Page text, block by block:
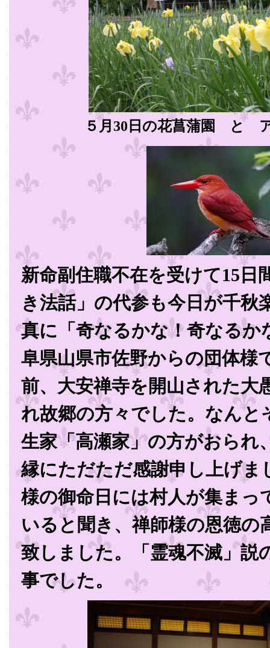
５月30日の花菖蒲園 と
新命副住職不在を受けて15日
き法話」の代参も今日が千秋
真に「奇なるかな！奇なるか
阜県山県市佐野からの団体様
前、大安禅寺を開山された大
れ故郷の方々でした。なんと
生家「高瀬家」の方がおられ
縁にただただ感謝申し上げま
様の御命日には村人が集まっ
いると聞き、禅師様の恩徳の
致しました。「霊魂不滅」説
事でした。